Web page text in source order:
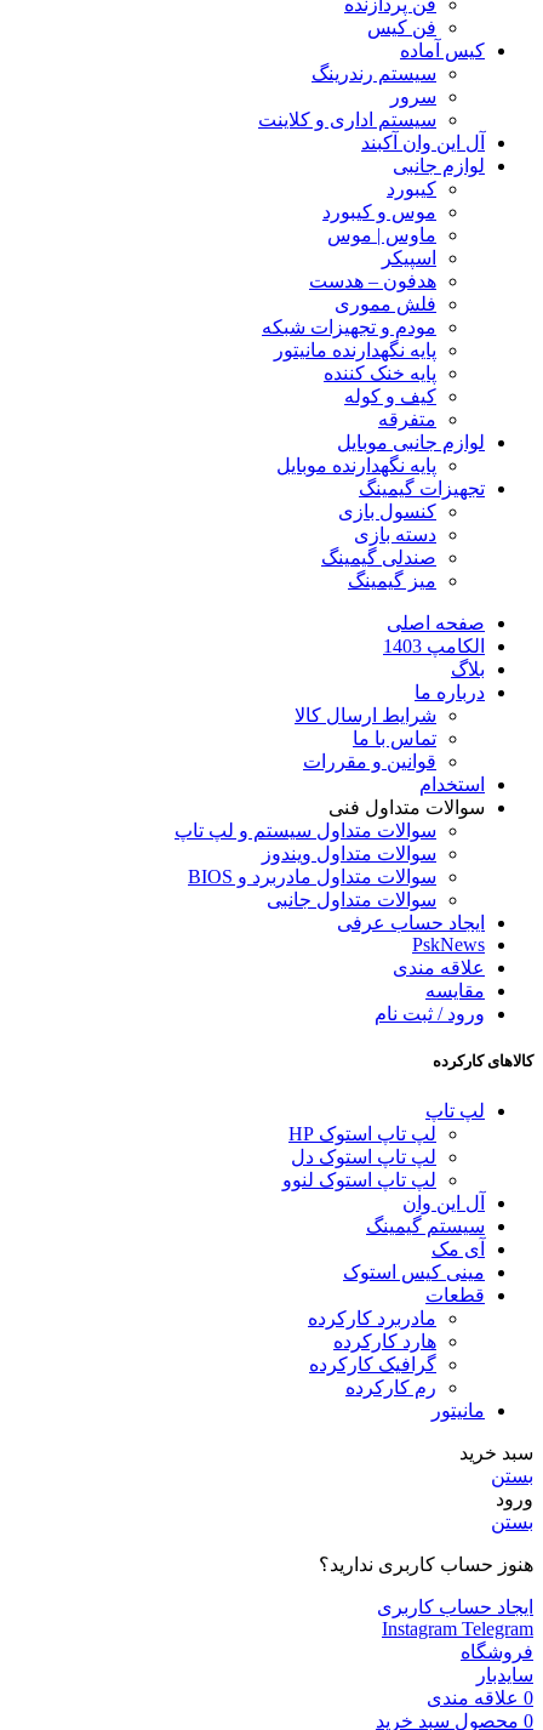
فن پردازنده
فن کیس
کیس آماده
سیستم رندرینگ
سرور
سیستم‌ اداری و کلاینت
آل این وان آکبند
لوازم جانبی
کیبورد
موس و کیبورد
ماوس | موس
اسپیکر
هدفون – هدست
فلش مموری
مودم و تجهیزات شبکه
پایه نگهدارنده مانیتور
پایه خنک کننده
کیف و کوله
متفرقه
لوازم جانبی موبایل
پایه نگهدارنده موبایل
تجهیزات گیمینگ
کنسول بازی
دسته بازی
صندلی گیمینگ
میز گیمینگ
صفحه اصلی
الکامپ 1403
بلاگ
درباره ما
شرایط ارسال کالا
تماس با ما
قوانین و مقررات
استخدام
سوالات متداول فنی
سوالات متداول سیستم و لپ تاپ
سوالات متداول ویندوز
سوالات متداول مادربرد و BIOS
سوالات متداول جانبی
ایجاد حساب عرفی
PskNews
علاقه مندی
مقایسه
ورود / ثبت نام
کالاهای کارکرده
لپ تاپ
لپ تاپ استوک HP
لپ تاپ استوک دل
لپ تاپ استوک لنوو
آل این وان
سیستم گیمینگ
آی مک
مینی کیس استوک
قطعات
مادربرد کارکرده
هارد کارکرده
گرافیک کارکرده
رم کارکرده
مانیتور
سبد خرید
بستن
ورود
بستن
هنوز حساب کاربری ندارید؟
ایجاد حساب کاربری
Instagram Telegram
فروشگاه
سایدبار
0 علاقه مندی
0 محصول سبد خرید